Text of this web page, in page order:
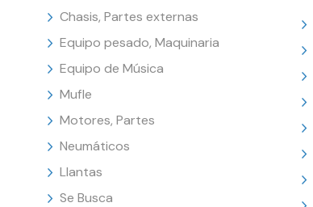
Chasis, Partes externas
Equipo pesado, Maquinaria
Equipo de Música
Mufle
Motores, Partes
Neumáticos
Llantas
Se Busca